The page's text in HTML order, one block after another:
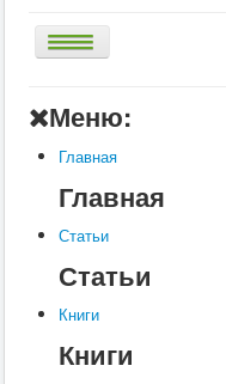
Книги
Услуги
Контакты
Меню:
Главная
Главная
Статьи
Статьи
Книги
Книги